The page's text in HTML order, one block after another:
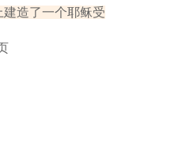
造了一个耶稣受